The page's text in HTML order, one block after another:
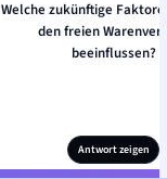
Welche zukünftige
den freien
beeinflussen?
Antwort zeigen